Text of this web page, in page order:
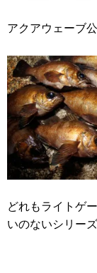
アクアウェーブ
どれもライトゲ
いのないシリーズ